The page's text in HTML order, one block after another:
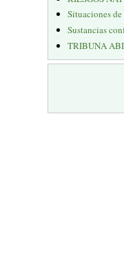
Situaciones de
Sustancias
TRIBUNA